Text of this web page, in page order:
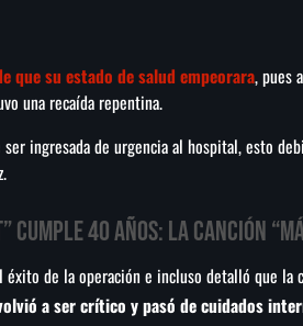
que su estado de salud empeorara, pues
una recaída repentina.
ingresada de urgencia al hospital, esto
40 años: la canción
de la operación e incluso detalló que la
a ser crítico y pasó de cuidados